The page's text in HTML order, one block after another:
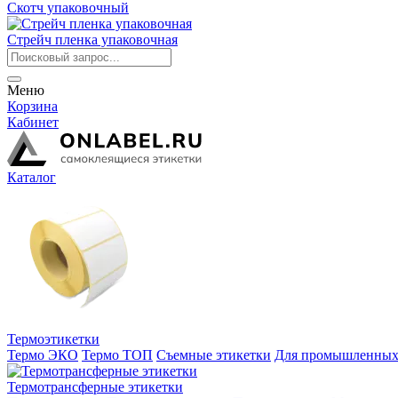
Скотч упаковочный
Стрейч пленка упаковочная
Меню
Корзина
Кабинет
Каталог
Термоэтикетки
Термо ЭКО Термо ТОП Съемные этикетки Для промышленных
Термотрансферные этикетки